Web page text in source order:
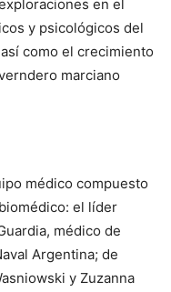
en el
y psicológicos del
como el crecimiento
marciano
médico compuesto
el líder
médico de
Argentina; de
y Zuzanna